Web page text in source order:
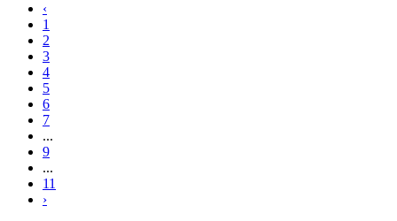
‹
1
2
3
4
5
6
7
...
9
...
11
›